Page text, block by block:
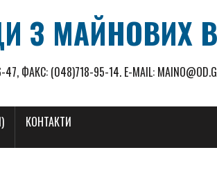
З МАЙНОВИХ
ФАКС: (048)718-95-14. E-MAIL:
КОНТАКТИ